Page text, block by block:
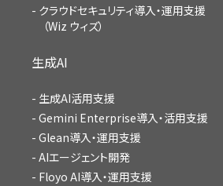
クラウドセキュリティ導入・運用支援
（Wiz ウィズ）
生成AI
生成AI活用支援
Gemini Enterprise導入・活用支援
Glean導入・運用支援
AIエージェント開発
Floyo AI導入・運用支援